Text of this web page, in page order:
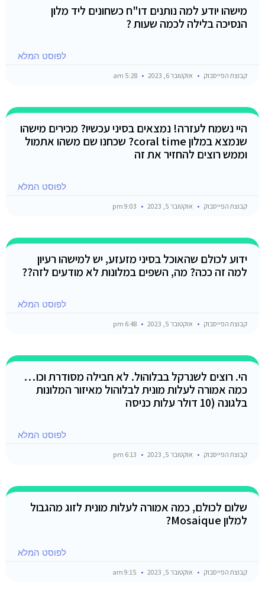
מישהו יודע למה נותנים דו"ח כשחונים ליד מלון
הנסיכה בלילה לכמה שעות ?
לפוסט המלא
קבוצת הפייסבוק אוקטובר 6, 2023
היי נשמח לעזרה! נמצאים בסיני עכשיו? מכירים מישהו
שנמצא במלון coral time? שכחנו שם משהו אתמול
וממש רוצים להחזיר את זה
לפוסט המלא
קבוצת הפייסבוק אוקטובר 5, 2023
ידוע לכולם שהאוכל בסיני מזעזע, יש למישהו רעיון
למה זה ככה? מה, השפים במלונות לא מודעים לזה??
לפוסט המלא
קבוצת הפייסבוק אוקטובר 5, 2023
הי. רוצים לשנרקל בבלוהול. לא חבילה מסודרת וכו…
כמה אמורה לעלות מונית לבלוהול מאיזור המלונות
בלגונה (10 דולר עלות כניסה
לפוסט המלא
קבוצת הפייסבוק אוקטובר 5, 2023
שלום לכולם, כמה אמורה לעלות מונית לזוג מהגבול
למלון Mosaique?
לפוסט המלא
קבוצת הפייסבוק אוקטובר 5, 2023